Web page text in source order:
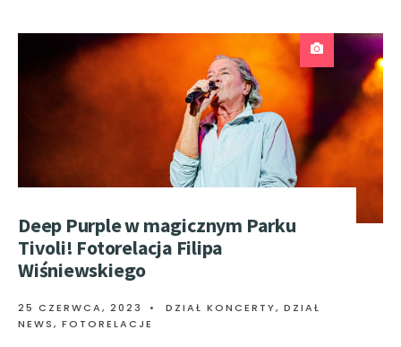
Deep Purple w magicznym Parku
Tivoli! Fotorelacja Filipa
Wiśniewskiego
25 CZERWCA, 2023 • DZIAŁ KONCERTY, DZIAŁ
NEWS, FOTORELACJE